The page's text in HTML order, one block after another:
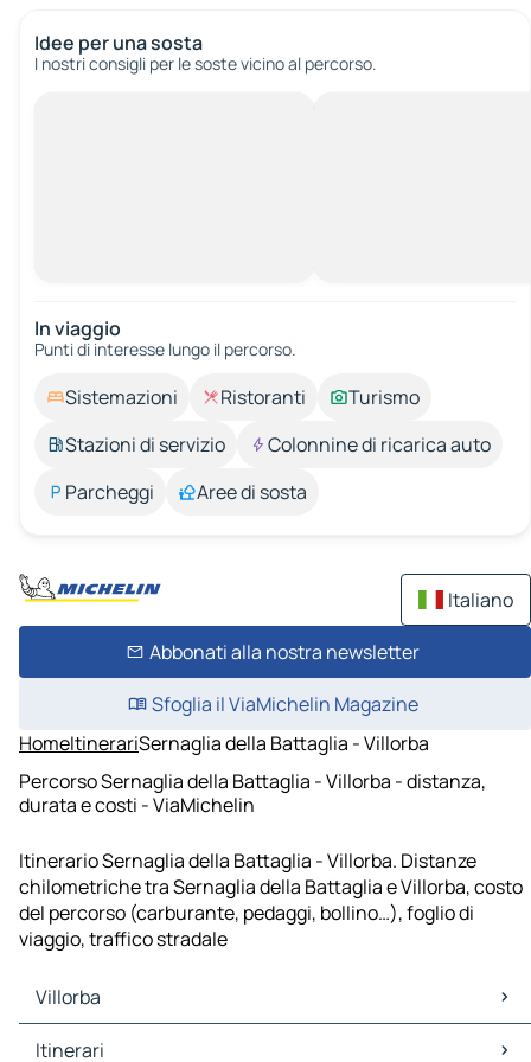
Idee per una sosta
I nostri consigli per le soste vicino al percorso.
In viaggio
Punti di interesse lungo il percorso.
Sistemazioni Ristoranti
Turismo
Stazioni di servizio
Colonnine di ricarica auto
Parcheggi
Aree di sosta
Italiano
Abbonati alla nostra newsletter
Sfoglia il ViaMichelin Magazine
HomeItinerariSernaglia della Battaglia - Villorba
Percorso Sernaglia della Battaglia - Villorba - distanza,
durata e costi - ViaMichelin
Itinerario Sernaglia della Battaglia - Villorba. Distanze
chilometriche tra Sernaglia della Battaglia e Villorba, costo
del percorso (carburante, pedaggi, bollino…), foglio di
viaggio, traffico stradale
Villorba
Villorba Mappe Piantine
Itinerari